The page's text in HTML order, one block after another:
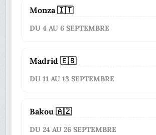
Monza 🇮🇹
DU 4 AU 6 SEPTEMBRE
Madrid 🇪🇸
DU 11 AU 13 SEPTEMBRE
Bakou 🇦🇿
DU 24 AU 26 SEPTEMBRE